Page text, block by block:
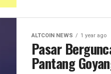
ALTCOIN NEWS 1 year ago
Pasar
Pantang